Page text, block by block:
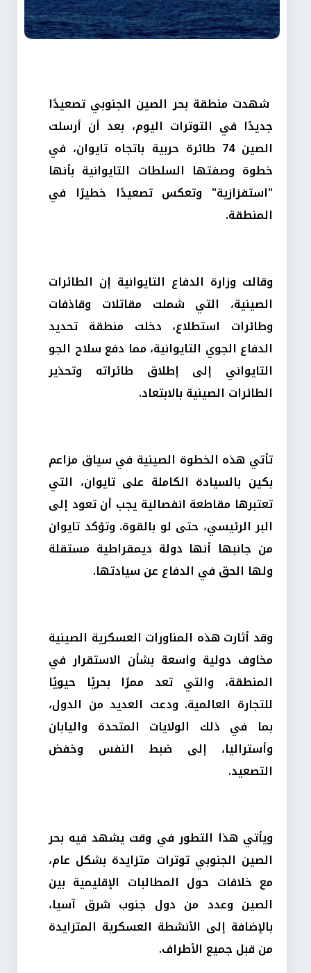
شهدت منطقة بحر الصين الجنوبي تصعيدًا
جديدًا في التوترات اليوم، بعد أن أرسلت
الصين 74 طائرة حربية باتجاه تايوان، في
خطوة وصفتها السلطات التايوانية بأنها
"استفزازية" وتعكس تصعيدًا خطيرًا في
المنطقة.
وقالت وزارة الدفاع التايوانية إن الطائرات
الصينية، التي شملت مقاتلات وقاذفات
وطائرات استطلاع، دخلت منطقة تحديد
الدفاع الجوي التايوانية، مما دفع سلاح الجو
التايواني إلى إطلاق طائراته وتحذير
الطائرات الصينية بالابتعاد.
تأتي هذه الخطوة الصينية في سياق مزاعم
بكين بالسيادة الكاملة على تايوان، التي
تعتبرها مقاطعة انفصالية يجب أن تعود إلى
البر الرئيسي، حتى لو بالقوة. وتؤكد تايوان
من جانبها أنها دولة ديمقراطية مستقلة
ولها الحق في الدفاع عن سيادتها.
وقد أثارت هذه المناورات العسكرية الصينية
مخاوف دولية واسعة بشأن الاستقرار في
المنطقة، والتي تعد ممرًا بحريًا حيويًا
للتجارة العالمية. ودعت العديد من الدول،
بما في ذلك الولايات المتحدة واليابان
وأستراليا، إلى ضبط النفس وخفض
التصعيد.
ويأتي هذا التطور في وقت يشهد فيه بحر
الصين الجنوبي توترات متزايدة بشكل عام،
مع خلافات حول المطالبات الإقليمية بين
الصين وعدد من دول جنوب شرق آسيا،
بالإضافة إلى الأنشطة العسكرية المتزايدة
من قبل جميع الأطراف.